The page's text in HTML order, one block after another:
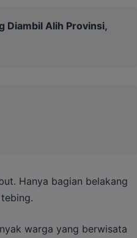
Diambil Alih Provinsi,
Hanya bagian belakang
warga yang berwisata